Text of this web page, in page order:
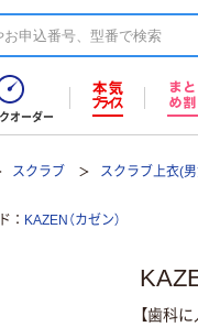
オーダー
スクラブ スクラブ上衣(
KAZEN（カゼン）
【歯科